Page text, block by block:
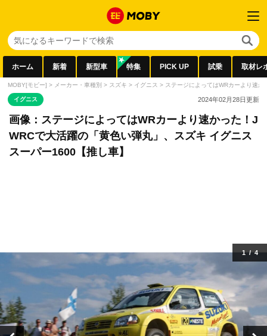
ホーム 新着 新型車 特集 PICK UP 試乗 取材レ
MOBY[モビー] > メーカー・車種別 > スズキ > イグニス > ステージによってはWRカーより速
イグニス 2024年02月28日更新
画像：ステージによってはWRカーより速かった！J
WRCで大活躍の「黄色い弾丸」、スズキ イグニス
スーパー1600【推し車】
1/4